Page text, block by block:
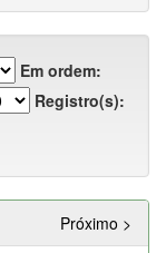
Em ordem:
Registro(s):
Próximo >